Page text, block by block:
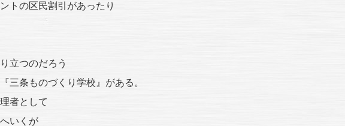
トの区民割引があったり
立つのだろう
三条ものづくり学校』がある。
者として
いくが